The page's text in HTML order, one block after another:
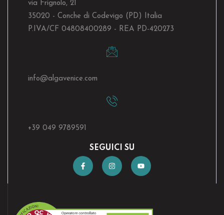
via Frignolo, 21
35020 - Conche di Codevigo (PD) Italia
P.IVA/CF 04808400289 - REA PD-420273
info@algavenice.com
+39 049 9789591
SEGUICI SU